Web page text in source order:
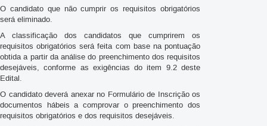
O candidato que não cumprir os requisitos obrigatórios
será eliminado.
A classificação dos candidatos que cumprirem os
requisitos obrigatórios será feita com base na pontuação
obtida a partir da análise do preenchimento dos requisitos
desejáveis, conforme as exigências do item 9.2 deste
Edital.
O candidato deverá anexar no Formulário de Inscrição os
documentos hábeis a comprovar o preenchimento dos
requisitos obrigatórios e dos requisitos desejáveis.